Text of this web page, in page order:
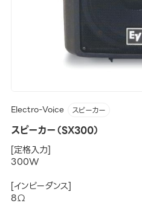
Electro-Voice スピーカー
スピーカー（SX300）
[定格入力]
300W
[インピーダンス]
8Ω